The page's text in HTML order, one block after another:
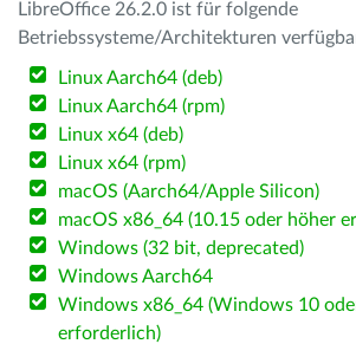
LibreOffice 26.2.0 ist für folgende
Betriebssysteme/Architekturen
Linux Aarch64 (deb)
Linux Aarch64 (rpm)
Linux x64 (deb)
Linux x64 (rpm)
macOS (Aarch64/Apple Silicon)
macOS x86_64 (10.15 oder höher
Windows (32 bit, deprecated)
Windows Aarch64
Windows x86_64 (Windows 10
erforderlich)